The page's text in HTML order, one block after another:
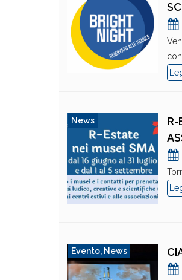
con
News
R-
Evento, News